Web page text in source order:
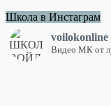
Школа в Инстаграм
voilokonline
Видео МК от